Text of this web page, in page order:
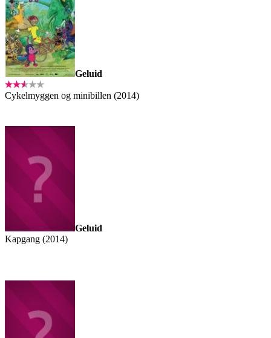
Geluid
Cykelmyggen og minibillen (2014)
Geluid
Kapgang (2014)